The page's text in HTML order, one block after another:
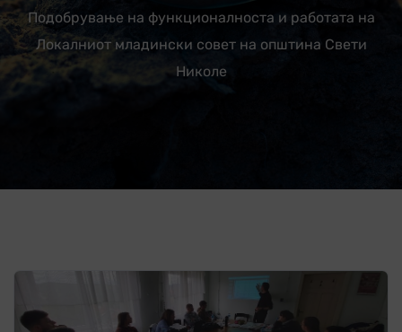
Подобрување на функционалноста и работата на
Локалниот младински совет на општина Свети
Николе